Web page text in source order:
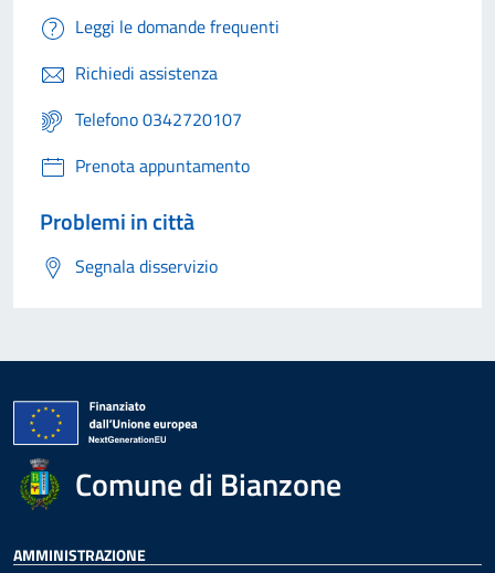
Leggi le domande frequenti
Richiedi assistenza
Telefono 0342720107
Prenota appuntamento
Problemi in città
Segnala disservizio
Comune di Bianzone
AMMINISTRAZIONE